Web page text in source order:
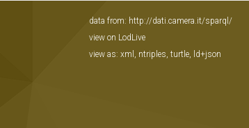
data from: http://dati.camera.it/sparql/
view on LodLive
view as: xml , ntriples, turtle, ld+json